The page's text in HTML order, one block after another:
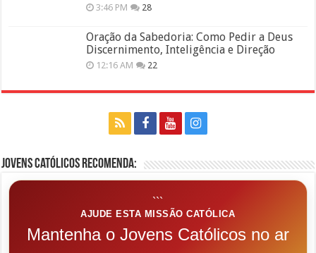
3:46 PM 28
Oração da Sabedoria: Como Pedir a Deus
Discernimento, Inteligência e Direção
12:16 AM 22
Jovens Católicos Recomenda:
```
AJUDE ESTA MISSÃO CATÓLICA
Mantenha o Jovens Católicos no ar